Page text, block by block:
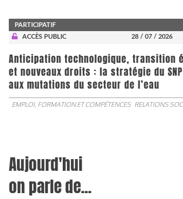
PARTICIPATIF
ACCÈS PUBLIC
28 / 07 / 2026
Anticipation technologique, transition
et nouveaux droits : la stratégie du
aux mutations du secteur de l’eau
EMPLOI, FORMATION ET COMPÉTENCES RELATIONS
Aujourd'hui
on parle de...